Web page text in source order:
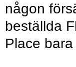
någon
beställda
Place